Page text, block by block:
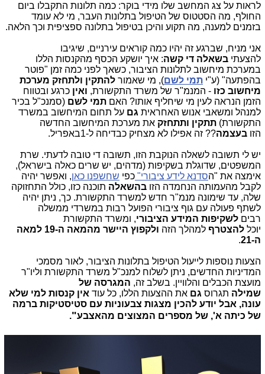
לראות על צג המחשב שלו מידי בוקר: כמה תלונות התקבלו ביום
החולף, מה הסטטוס של הטיפול בתלונות העבר, מי לא עומד
בזמנים למענה, מה תקוע והיכן בטיפול בתלונה ספציפית וכך הלאה.
אני מניח, שברגע זה יהיו כמה קוראים עירניים, שיגיבו
להצעתי בשאלה די קשה: איך יושקע הכסף מהקנסות הללו
במערכת מיחשוב לתלונות הציבור, כשאך לפני כמה זמן "פוטר
בהפתעה" (ע"י תמי לשם), מי שאמור להתקין ולתחזק מערכת
מיחשוב כזו - המנמ"ר של משרד התקשורת, ואין כרגע ובטווח
הזמן הנראה לעין מי שיחליף אותו? האם תמי לשם (סמנכ"ל בכיר
למנהל ומשאבי אנוש האחראית גם על תחום המיחשוב במשרד
התקשורת) תתקין ותתחזק את מערכת המיחשוב החדשה
הזו בעצמה?? זה אפילו לא מצחיק כבדיחה ל-1באפריל.
יש לי תשובה לשאלה הנוקבת הזו, תשובה די טובה לדעתי. שרת
המשפטים, שדוגלת בשקיפות (מדהים, יש שרים כאלה בישראל),
אימצה את "הסדנא לידע ציבורי" כפי שחשפנו כאן, ואפשר יהיה
לקבל מהעמותה הנחמדה הזו בהשאלה תוכנה כזו, כולל התחזוקה
שלה, עד שימונה מנמ"ר חדש למשרד התקשורת. כך, ניתן יהיה
לשתף פעולה עם גוף ציבורי הפועל רבות במשרדי ממשלה
רבים לשקיפות המידע הציבורי, ומשרד התקשורת
יוכל להצטרף למהלך הזה
ולקפוץ היישר מהמאה ה-19 למאה
ה-21
.
הצעות נוספות לייעול הטיפול בתלונות הציבור, לאור מסמכי
המדיניות החדשים, ניתן לשלוח למנכ"ל משרד התקשורת וליו"ר
מועצת הכבלים והלוויין. בשלב זה, המגרסה של
שמילה תגרוס גם את ההצעות הללו, כל עוד אין קנסות למי שלא
עונה, אבל יודע להכין מצגות צבעוניות עם סטיסטיקות ברמה
של כיתה א', של מספרים המצוצים מהאצבע"
.